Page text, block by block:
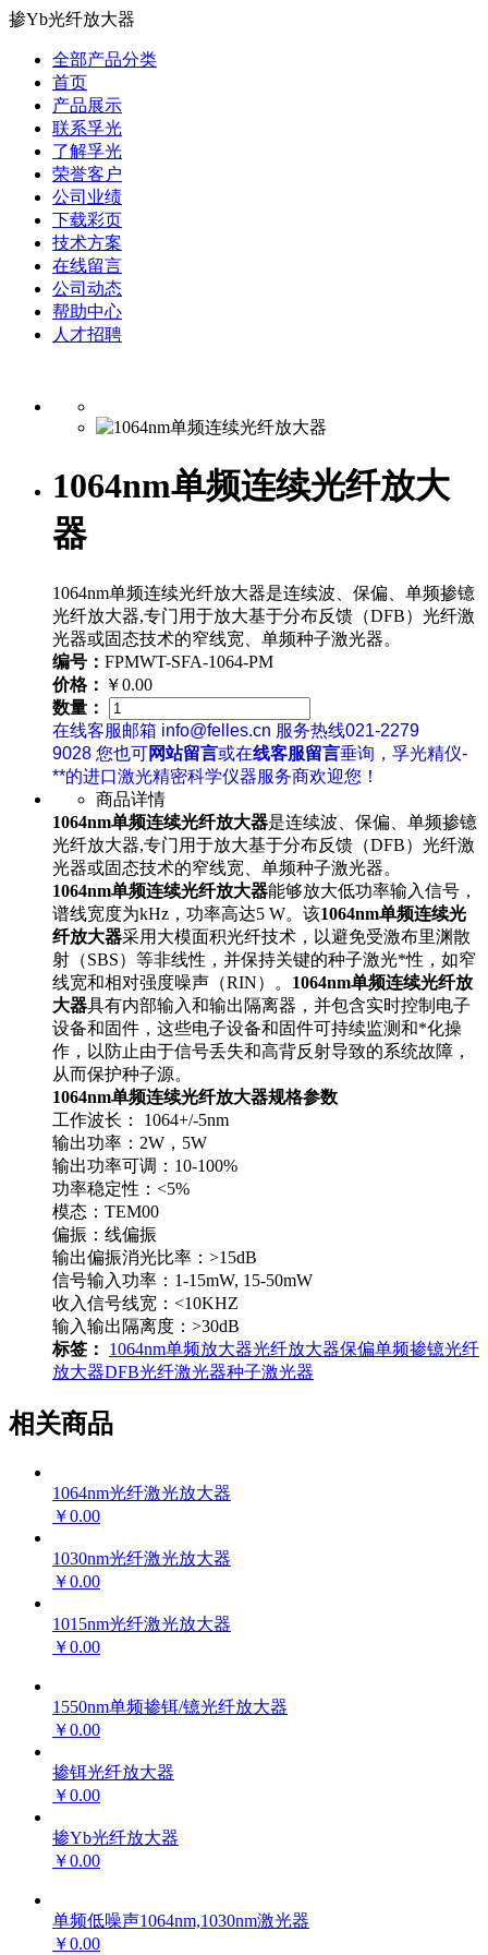
掺Yb光纤放大器
全部产品分类
首页
产品展示
联系孚光
了解孚光
荣誉客户
公司业绩
下载彩页
技术方案
在线留言
公司动态
帮助中心
人才招聘
1064nm单频连续光纤放大
器
1064nm单频连续光纤放大器是连续波、保偏、单频掺镱
光纤放大器,专门用于放大基于分布反馈（DFB）光纤激
光器或固态技术的窄线宽、单频种子激光器。
编号： FPMWT-SFA-1064-PM
价格： ￥0.00
数量：
在线客服邮箱 info@felles.cn 服务热线021-2279
9028 您也可网站留言或在线客服留言垂询，孚光精仪-
**的进口激光精密科学仪器服务商欢迎您！
商品详情
1064nm单频连续光纤放大器是连续波、保偏、单频掺镱
光纤放大器,专门用于放大基于分布反馈（DFB）光纤激
光器或固态技术的窄线宽、单频种子激光器。
1064nm单频连续光纤放大器能够放大低功率输入信号，
谱线宽度为kHz，功率高达5 W。该1064nm单频连续光
纤放大器采用大模面积光纤技术，以避免受激布里渊散
射（SBS）等非线性，并保持关键的种子激光*性，如窄
线宽和相对强度噪声（RIN）。 1064nm单频连续光纤放
大器具有内部输入和输出隔离器，并包含实时控制电子
设备和固件，这些电子设备和固件可持续监测和*化操
作，以防止由于信号丢失和高背反射导致的系统故障，
从而保护种子源。
1064nm单频连续光纤放大器规格参数
工作波长： 1064+/-5nm
输出功率：2W，5W
输出功率可调：10-100%
功率稳定性：<5%
模态：TEM00
偏振：线偏振
输出偏振消光比率：>15dB
信号输入功率：1-15mW, 15-50mW
收入信号线宽：<10KHZ
输入输出隔离度：>30dB
标签：
1064nm单频放大器光纤放大器保偏单频掺镱光纤
放大器DFB光纤激光器种子激光器
相关商品
1064nm光纤激光放大器
￥0.00
1030nm光纤激光放大器
￥0.00
1015nm光纤激光放大器
￥0.00
1550nm单频掺铒/镱光纤放大器
￥0.00
掺铒光纤放大器
￥0.00
掺Yb光纤放大器
￥0.00
单频低噪声1064nm,1030nm激光器
￥0.00